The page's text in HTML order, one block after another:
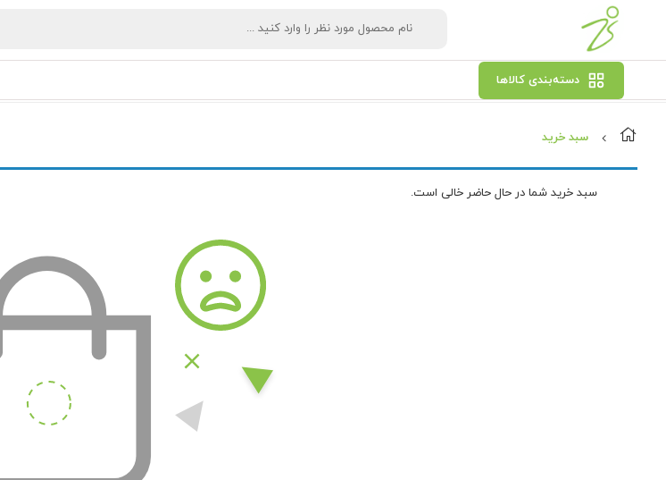
دسته‌بندی کالاها
سبد خرید
سبد خرید شما در حال حاضر خالی است.